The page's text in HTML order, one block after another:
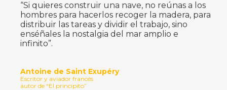
“Si quieres construir una nave, no reúnas a los
hombres para hacerlos recoger la madera, para
distribuir las tareas y dividir el trabajo, sino
enséñales la nostalgia del mar amplio e
infinito”.
Antoine de Saint Exupéry
Escritor y aviador francés
autor de “El principito”